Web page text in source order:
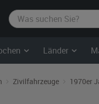
film-
autos.com
Länder
Zivilfahrzeuge 1970er